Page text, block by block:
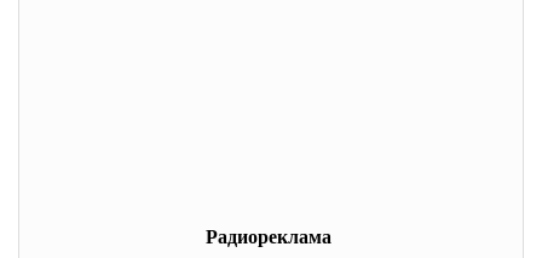
Радиореклама